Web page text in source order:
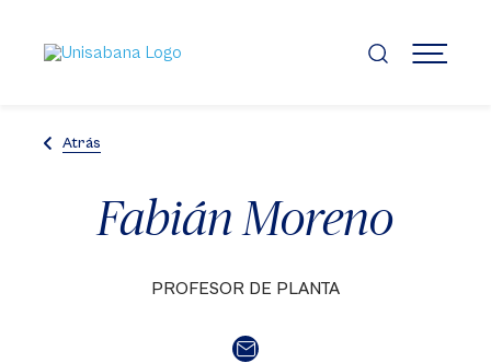
contenido
principal
MENÚ
Atrás
Fabián Moreno
PROFESOR DE PLANTA